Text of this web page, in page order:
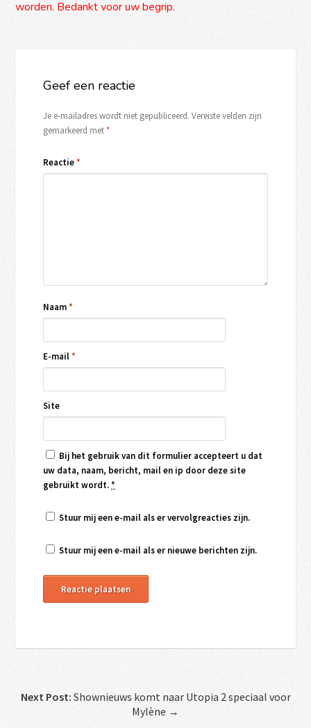
worden. Bedankt voor uw begrip.
Geef een reactie
Je e-mailadres wordt niet gepubliceerd. Vereiste velden zijn
gemarkeerd met*
Reactie*
Naam*
E-mail*
Site
Bij het gebruik van dit formulier accepteert u dat
uw data, naam, bericht, mail en ip door deze site
gebruikt wordt.*
Stuur mij een e-mail als er vervolgreacties zijn.
Stuur mij een e-mail als er nieuwe berichten zijn.
Next Post: Shownieuws komt naar Utopia 2 speciaal voor
Mylène →